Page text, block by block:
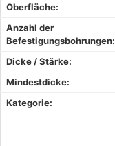
Oberfläche:
Anzahl der
Befestigungsbohrungen:
Dicke / Stärke:
Mindestdicke:
Kategorie: